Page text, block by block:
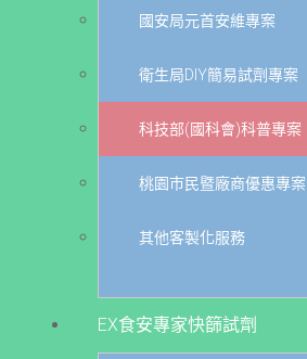
國安局元首安維專案
衛生局DIY簡易試劑專案
科技部(國科會)科普專案
桃園市民暨廠商優惠專案
其他客製化服務
EX食安專家快篩試劑